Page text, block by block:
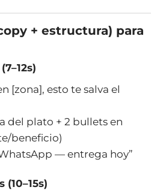
+ estructura) para
[zona], esto te salva el
del plato + 2 bullets en
beneficio)
— entrega hoy”
(10–15s)